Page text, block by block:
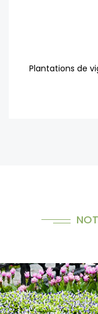
Plantations de